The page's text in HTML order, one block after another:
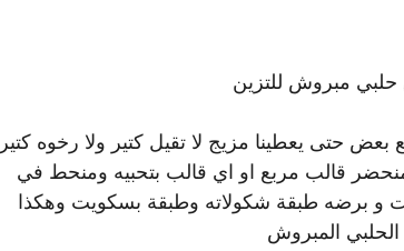
حتى يعطينا مزيج لا تقيل كتير ولا رخوه كتير
قالب مربع او اي قالب بتحبيه ومنحط في
و برضه طبقة شكولاته وطبقة بسكويت وهكذا
المبروش